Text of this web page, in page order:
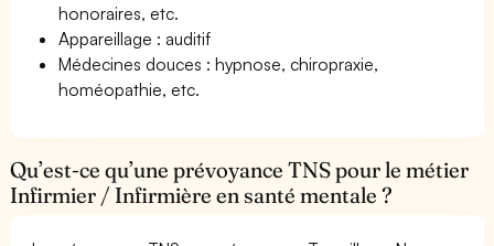
honoraires, etc.
Appareillage : auditif
Médecines douces : hypnose, chiropraxie,
homéopathie, etc.
Qu’est-ce qu’une prévoyance TNS pour le métier
Infirmier / Infirmière en santé mentale ?